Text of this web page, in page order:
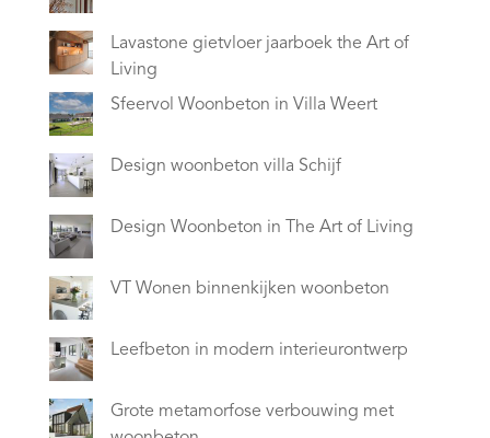
Lavastone gietvloer jaarboek the Art of
Living
Sfeervol Woonbeton in Villa Weert
Design woonbeton villa Schijf
Design Woonbeton in The Art of Living
VT Wonen binnenkijken woonbeton
Leefbeton in modern interieurontwerp
Grote metamorfose verbouwing met